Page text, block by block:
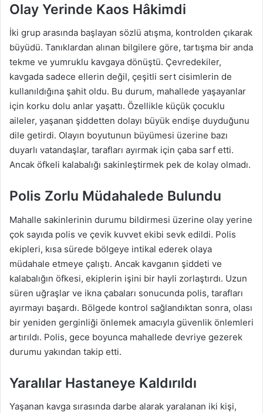
Olay Yerinde Kaos Hâkimdi
İki grup arasında başlayan sözlü atışma, kontrolden çıkarak
büyüdü. Tanıklardan alınan bilgilere göre, tartışma bir anda
tekme ve yumruklu kavgaya dönüştü. Çevredekiler,
kavgada sadece ellerin değil, çeşitli sert cisimlerin de
kullanıldığına şahit oldu. Bu durum, mahallede yaşayanlar
için korku dolu anlar yaşattı. Özellikle küçük çocuklu
aileler, yaşanan şiddetten dolayı büyük endişe duyduğunu
dile getirdi. Olayın boyutunun büyümesi üzerine bazı
duyarlı vatandaşlar, tarafları ayırmak için çaba sarf etti.
Ancak öfkeli kalabalığı sakinleştirmek pek de kolay olmadı.
Polis Zorlu Müdahalede Bulundu
Mahalle sakinlerinin durumu bildirmesi üzerine olay yerine
çok sayıda polis ve çevik kuvvet ekibi sevk edildi. Polis
ekipleri, kısa sürede bölgeye intikal ederek olaya
müdahale etmeye çalıştı. Ancak kavganın şiddeti ve
kalabalığın öfkesi, ekiplerin işini bir hayli zorlaştırdı. Uzun
süren uğraşlar ve ikna çabaları sonucunda polis, tarafları
ayırmayı başardı. Bölgede kontrol sağlandıktan sonra, olası
bir yeniden gerginliği önlemek amacıyla güvenlik önlemleri
artırıldı. Polis, gece boyunca mahallede devriye gezerek
durumu yakından takip etti.
Yaralılar Hastaneye Kaldırıldı
Yaşanan kavga sırasında darbe alarak yaralanan iki kişi,